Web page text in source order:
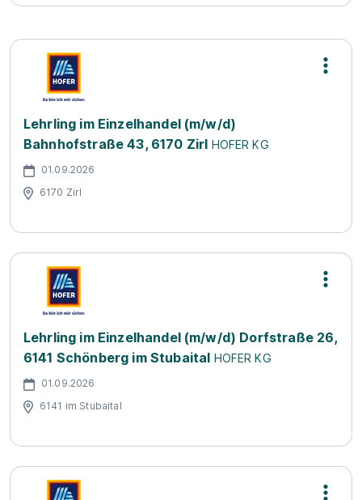
Lehrling im Einzelhandel (m/w/d)
Bahnhofstraße 43, 6170 Zirl HOFER KG
01.09.2026
6170 Zirl
Lehrling im Einzelhandel (m/w/d) Dorfstraße 26,
6141 Schönberg im Stubaital HOFER KG
01.09.2026
6141 im Stubaital